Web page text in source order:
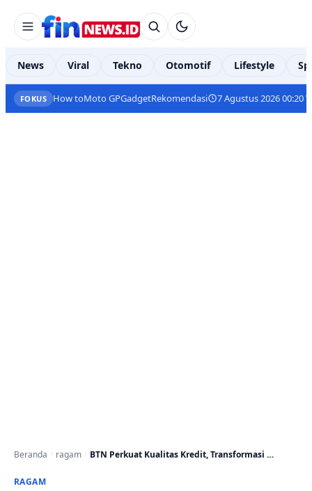
News Viral Tekno Otomotif Lifestyle
FOKUS How toMoto GPGadgetRekomendasi 7 Agustus 2026 00:20
Beranda ragam BTN Perkuat Kualitas Kredit, Transformasi Loan Factory Dorong…
RAGAM